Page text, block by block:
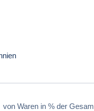
von Waren in % der